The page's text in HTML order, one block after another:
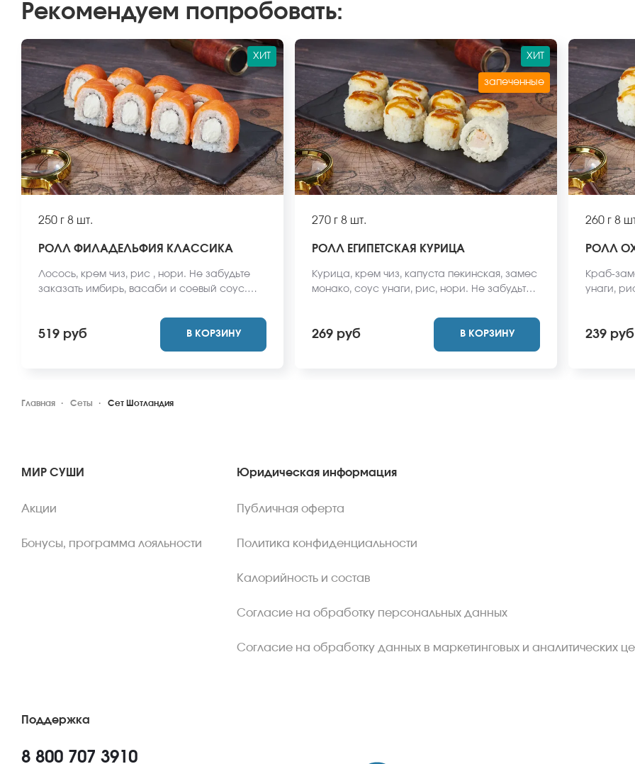
Рекомендуем попробовать:
ХИТ
250 г 8 шт.
РОЛЛ ФИЛАДЕЛЬФИЯ КЛАССИКА
Лосось, крем чиз, рис , нори. Не забудьте
заказать имбирь, васаби и соевый соус.
вид блюда может отличаться от фото на
сайте.
519 руб В КОРЗИНУ
ХИТ
запеченные
270 г 8 шт.
РОЛЛ ЕГИПЕТСКАЯ КУРИЦА
Курица, крем чиз, капуста пекинская, замес
монако, соус унаги, рис, нори. Не забудьте
Они не входят в стоимость заказа. *Внешний
вид блюда может отличаться от фото на
269 руб В КОРЗИНУ
260 г 8
РОЛЛ
Краб-
унаги,
блюда
239 руб
Главная Сеты Сет Шотландия
МИР СУШИ
Акции
Бонусы, программа лояльности
Юридическая информация
Публичная оферта
Политика конфиденциальности
Калорийность и состав
Согласие на обработку персональных данных
Согласие на обработку данных в маркетинговых и аналитических
Поддержка
8 800 707 3910